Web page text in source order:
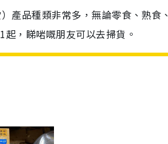
產品種類非常多，無論零食、熟食、
，睇啱嘅朋友可以去掃貨。